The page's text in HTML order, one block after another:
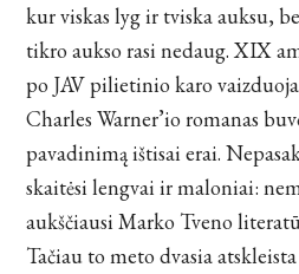
kur viskas lyg ir tviska auksu,
tikro aukso rasi nedaug. XIX
po JAV pilietinio karo
Charles Warner’io romanas
pavadinimą ištisai erai.
skaitėsi lengvai ir maloniai:
aukščiausi Marko Tveno
Tačiau to meto dvasia